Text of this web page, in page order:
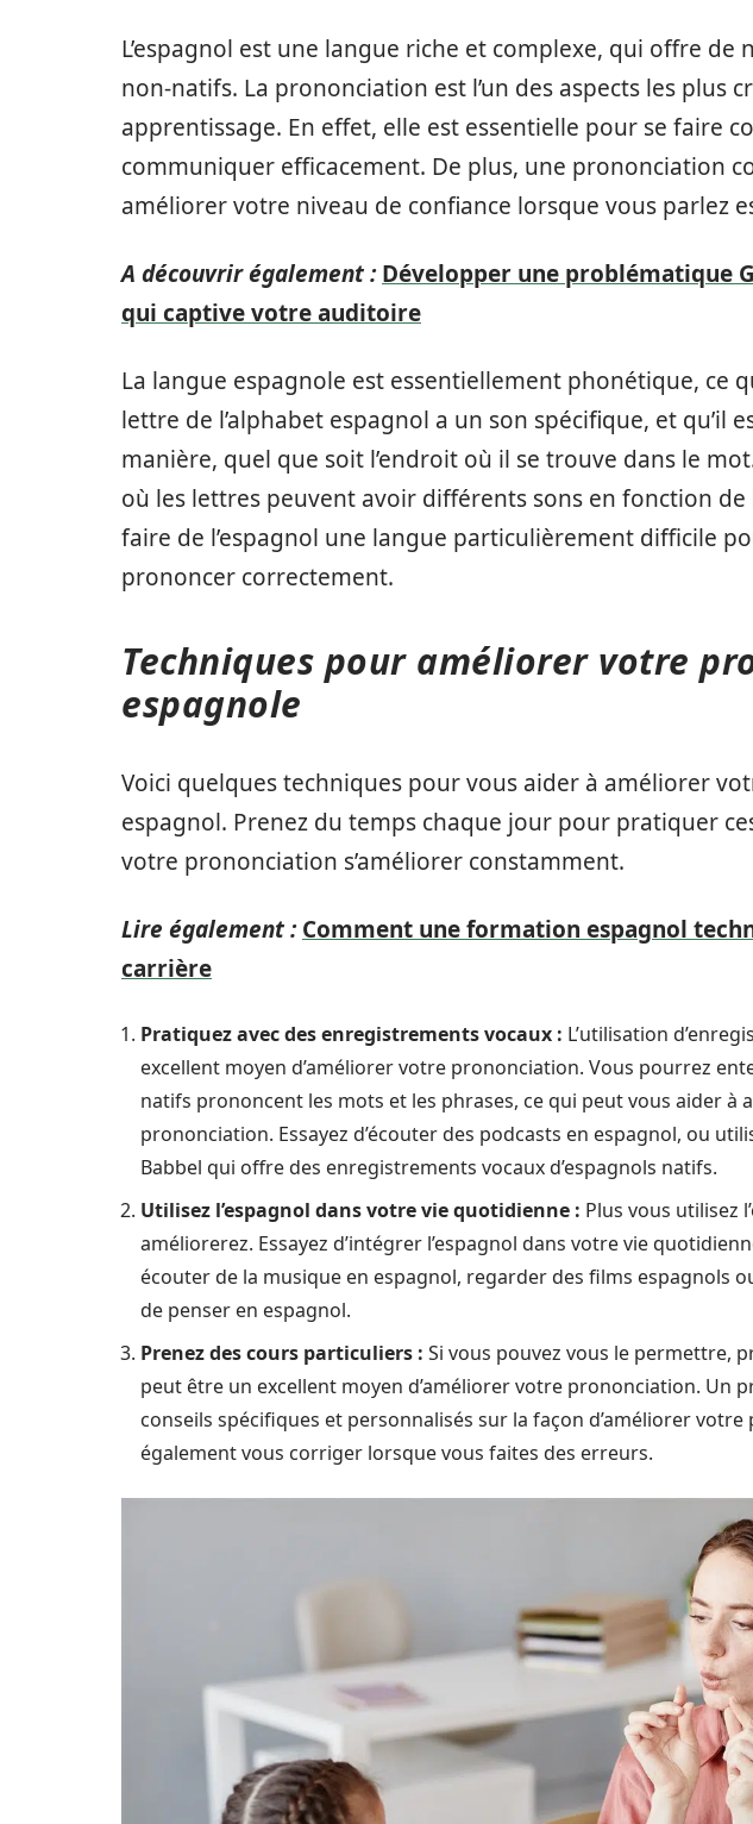
L’espagnol est une langue riche et complexe, qui offre de
non-natifs. La prononciation est l’un des aspects les plus
apprentissage. En effet, elle est essentielle pour se faire
communiquer efficacement. De plus, une prononciation
améliorer votre niveau de confiance lorsque vous parlez
A découvrir également : Développer une problématique
qui captive votre auditoire
La langue espagnole est essentiellement phonétique, ce
lettre de l’alphabet espagnol a un son spécifique, et qu’il
manière, quel que soit l’endroit où il se trouve dans le
où les lettres peuvent avoir différents sons en fonction
faire de l’espagnol une langue particulièrement difficile
prononcer correctement.
Techniques pour améliorer votre
espagnole
Voici quelques techniques pour vous aider à améliorer
espagnol. Prenez du temps chaque jour pour pratiquer
votre prononciation s’améliorer constamment.
Lire également : Comment une formation espagnol
carrière
Pratiquez avec des enregistrements vocaux : L’utilisation
excellent moyen d’améliorer votre prononciation. Vous pourrez
natifs prononcent les mots et les phrases, ce qui peut vous aider à
prononciation. Essayez d’écouter des podcasts en espagnol, ou
Babbel qui offre des enregistrements vocaux d’espagnols natifs.
Utilisez l’espagnol dans votre vie quotidienne : Plus vous utilisez
améliorerez. Essayez d’intégrer l’espagnol dans votre vie
écouter de la musique en espagnol, regarder des films espagnols
de penser en espagnol.
Prenez des cours particuliers : Si vous pouvez vous le permettre,
peut être un excellent moyen d’améliorer votre prononciation. Un
conseils spécifiques et personnalisés sur la façon d’améliorer
également vous corriger lorsque vous faites des erreurs.